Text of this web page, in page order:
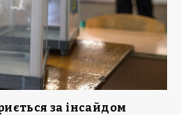
за інсайдом